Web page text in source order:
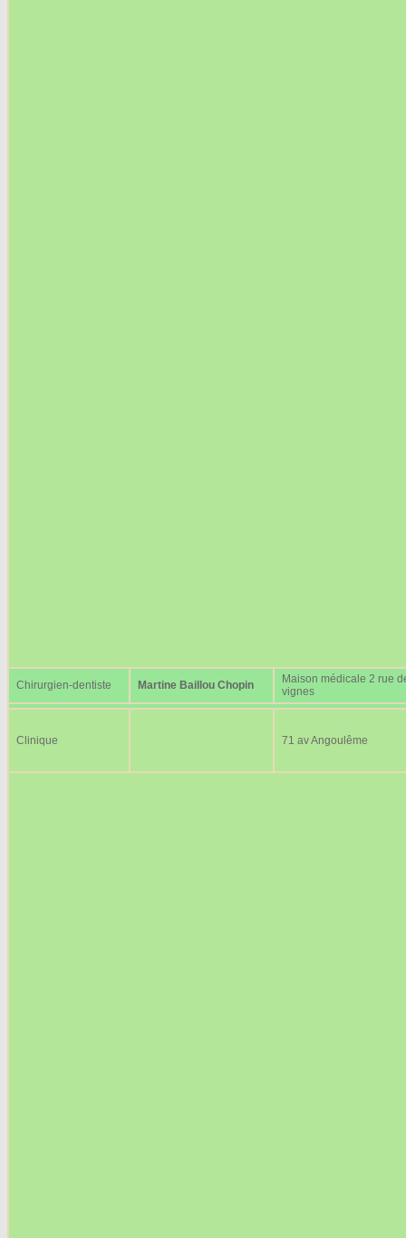
Chirurgien-dentiste Martine Baillou Chopin
Maison médicale 2 rue
vignes
Clinique 71 av Angoulême